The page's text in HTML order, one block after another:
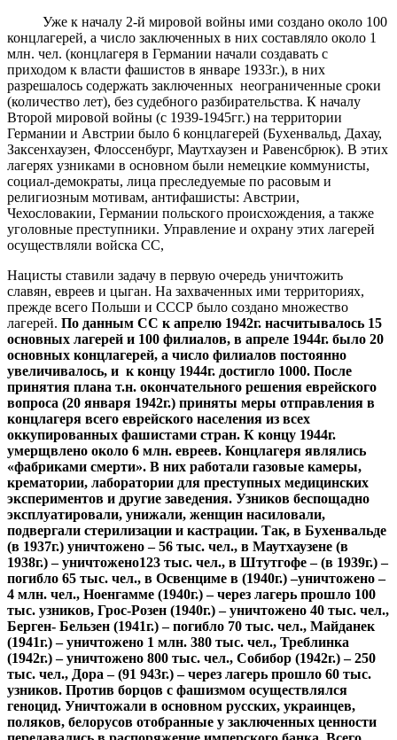
Уже к началу 2-й мировой войны ими создано около 100
концлагерей, а число заключенных в них составляло около 1
млн. чел. (концлагеря в Германии начали создавать с
приходом к власти фашистов в январе 1933г.), в них
разрешалось содержать заключенных неограниченные сроки
(количество лет), без судебного разбирательства. К началу
Второй мировой войны (с 1939-1945гг.) на территории
Германии и Австрии было 6 концлагерей (Бухенвальд, Дахау,
Заксенхаузен, Флоссенбург, Маутхаузен и Равенсбрюк). В этих
лагерях узниками в основном были немецкие коммунисты,
социал-демократы, лица преследуемые по расовым и
религиозным мотивам, антифашисты: Австрии,
Чехословакии, Германии польского происхождения, а также
уголовные преступники. Управление и охрану этих лагерей
осуществляли войска СС,
Нацисты ставили задачу в первую очередь уничтожить
славян, евреев и цыган. На захваченных ими территориях,
прежде всего Польши и СССР было создано множество
лагерей. По данным СС к апрелю 1942г. насчитывалось 15
основных лагерей и 100 филиалов, в апреле 1944г. было 20
основных концлагерей, а число филиалов постоянно
увеличивалось, и к концу 1944г. достигло 1000. После
принятия плана т.н. окончательного решения еврейского
вопроса (20 января 1942г.) приняты меры отправления в
концлагеря всего еврейского населения из всех
оккупированных фашистами стран. К концу 1944г.
умерщвлено около 6 млн. евреев. Концлагеря являлись
«фабриками смерти». В них работали газовые камеры,
крематории, лаборатории для преступных медицинских
экспериментов и другие заведения. Узников беспощадно
эксплуатировали, унижали, женщин насиловали,
подвергали стерилизации и кастрации. Так, в Бухенвальде
(в 1937г.) уничтожено – 56 тыс. чел., в Маутхаузене (в
1938г.) – уничтожено123 тыс. чел., в Штутгофе – (в 1939г.) –
погибло 65 тыс. чел., в Освенциме в (1940г.) –уничтожено –
4 млн. чел., Ноенгамме (1940г.) – через лагерь прошло 100
тыс. узников, Грос-Розен (1940г.) – уничтожено 40 тыс. чел.,
Берген- Бельзен (1941г.) – погибло 70 тыс. чел., Майданек
(1941г.) – уничтожено 1 млн. 380 тыс. чел., Треблинка
(1942г.) – уничтожено 800 тыс. чел., Собибор (1942г.) – 250
тыс. чел., Дора – (91 943г.) – через лагерь прошло 60 тыс.
узников. Против борцов с фашизмом осуществлялся
геноцид. Уничтожали в основном русских, украинцев,
поляков, белорусов отобранные у заключенных ценности